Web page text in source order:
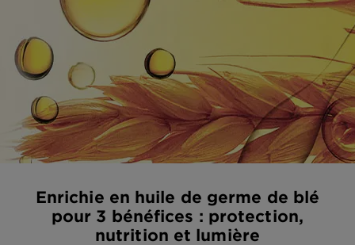
Enrichie en huile de germe de blé
pour 3 bénéfices : protection,
nutrition et lumière